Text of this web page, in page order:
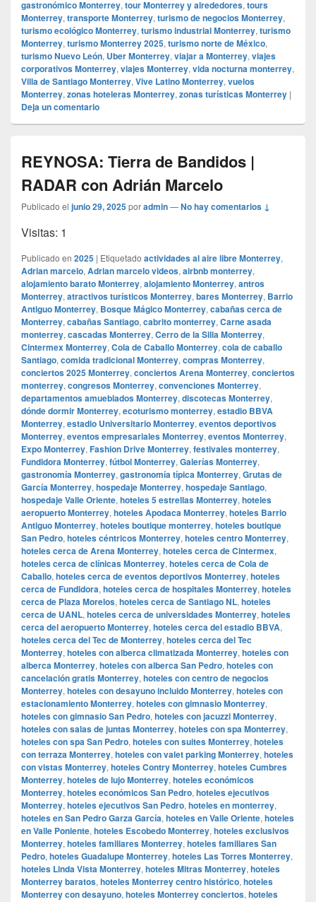
gastronómico Monterrey, tour Monterrey y alrededores, tours
Monterrey, transporte Monterrey, turismo de negocios Monterrey,
turismo ecológico Monterrey, turismo industrial Monterrey, turismo
Monterrey, turismo Monterrey 2025, turismo norte de México,
turismo Nuevo León, Uber Monterrey, viajar a Monterrey, viajes
corporativos Monterrey, viajes Monterrey, vida nocturna monterrey,
Villa de Santiago Monterrey, Vive Latino Monterrey, vuelos
Monterrey, zonas hoteleras Monterrey, zonas turísticas Monterrey |
Deja un comentario
REYNOSA: Tierra de Bandidos |
RADAR con Adrián Marcelo
Publicado el junio 29, 2025poradmin—No hay comentarios ↓
Visitas: 1
Publicado en 2025 | Etiquetado actividades al aire libre Monterrey,
Adrian marcelo, Adrian marcelo videos, airbnb monterrey,
alojamiento barato Monterrey, alojamiento Monterrey, antros
Monterrey, atractivos turísticos Monterrey, bares Monterrey, Barrio
Antiguo Monterrey, Bosque Mágico Monterrey, cabañas cerca de
Monterrey, cabañas Santiago, cabrito monterrey, Carne asada
monterrey, cascadas Monterrey, Cerro de la Silla Monterrey,
Cintermex Monterrey, Cola de Caballo Monterrey, cola de caballo
Santiago, comida tradicional Monterrey, compras Monterrey,
conciertos 2025 Monterrey, conciertos Arena Monterrey, conciertos
monterrey, congresos Monterrey, convenciones Monterrey,
departamentos amueblados Monterrey, discotecas Monterrey,
dónde dormir Monterrey, ecoturismo monterrey, estadio BBVA
Monterrey, estadio Universitario Monterrey, eventos deportivos
Monterrey, eventos empresariales Monterrey, eventos Monterrey,
Expo Monterrey, Fashion Drive Monterrey, festivales monterrey,
Fundidora Monterrey, fútbol Monterrey, Galerías Monterrey,
gastronomía Monterrey, gastronomía típica Monterrey, Grutas de
García Monterrey, hospedaje Monterrey, hospedaje Santiago,
hospedaje Valle Oriente, hoteles 5 estrellas Monterrey, hoteles
aeropuerto Monterrey, hoteles Apodaca Monterrey, hoteles Barrio
Antiguo Monterrey, hoteles boutique monterrey, hoteles boutique
San Pedro, hoteles céntricos Monterrey, hoteles centro Monterrey,
hoteles cerca de Arena Monterrey, hoteles cerca de Cintermex,
hoteles cerca de clínicas Monterrey, hoteles cerca de Cola de
Caballo, hoteles cerca de eventos deportivos Monterrey, hoteles
cerca de Fundidora, hoteles cerca de hospitales Monterrey, hoteles
cerca de Plaza Morelos, hoteles cerca de Santiago NL, hoteles
cerca de UANL, hoteles cerca de universidades Monterrey, hoteles
cerca del aeropuerto Monterrey, hoteles cerca del estadio BBVA,
hoteles cerca del Tec de Monterrey, hoteles cerca del Tec
Monterrey, hoteles con alberca climatizada Monterrey, hoteles con
alberca Monterrey, hoteles con alberca San Pedro, hoteles con
cancelación gratis Monterrey, hoteles con centro de negocios
Monterrey, hoteles con desayuno incluido Monterrey, hoteles con
estacionamiento Monterrey, hoteles con gimnasio Monterrey,
hoteles con gimnasio San Pedro, hoteles con jacuzzi Monterrey,
hoteles con salas de juntas Monterrey, hoteles con spa Monterrey,
hoteles con spa San Pedro, hoteles con suites Monterrey, hoteles
con terraza Monterrey, hoteles con valet parking Monterrey, hoteles
con vistas Monterrey, hoteles Contry Monterrey, hoteles Cumbres
Monterrey, hoteles de lujo Monterrey, hoteles económicos
Monterrey, hoteles económicos San Pedro, hoteles ejecutivos
Monterrey, hoteles ejecutivos San Pedro, hoteles en monterrey,
hoteles en San Pedro Garza García, hoteles en Valle Oriente, hoteles
en Valle Poniente, hoteles Escobedo Monterrey, hoteles exclusivos
Monterrey, hoteles familiares Monterrey, hoteles familiares San
Pedro, hoteles Guadalupe Monterrey, hoteles Las Torres Monterrey,
hoteles Linda Vista Monterrey, hoteles Mitras Monterrey, hoteles
Monterrey baratos, hoteles Monterrey centro histórico, hoteles
Monterrey con desayuno, hoteles Monterrey conciertos, hoteles